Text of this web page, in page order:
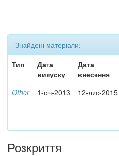
Знайдені матеріали:
Тип
Дата
випуску
Дата
внесення
Other 1-січ-2013 12-лис-2015
Розкриття